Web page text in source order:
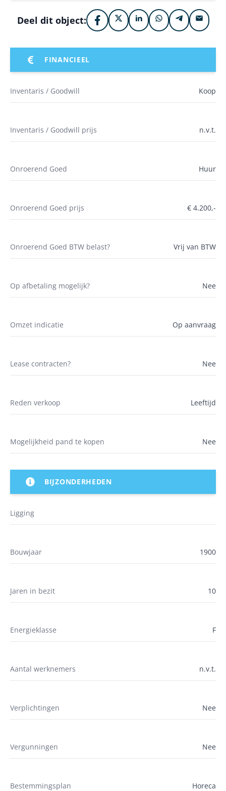
Deel dit object:
FINANCIEEL
Inventaris / Goodwill Koop
Inventaris / Goodwill prijs n.v.t.
Onroerend Goed Huur
Onroerend Goed prijs € 4.200,-
Onroerend Goed BTW belast? Vrij van BTW
Op afbetaling mogelijk? Nee
Omzet indicatie Op aanvraag
Lease contracten? Nee
Reden verkoop Leeftijd
Mogelijkheid pand te kopen Nee
BIJZONDERHEDEN
Ligging
Bouwjaar 1900
Jaren in bezit 10
Energieklasse F
Aantal werknemers n.v.t.
Verplichtingen Nee
Vergunningen Nee
Bestemmingsplan Horeca